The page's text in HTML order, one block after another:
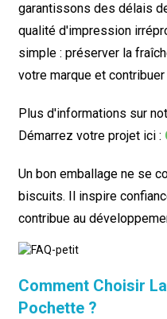
garantissons des délais
qualité d'impression
simple : préserver la
votre marque et
Plus d'informations sur
Démarrez votre projet ici :
Un bon emballage ne se
biscuits. Il inspire
contribue au
Comment Choisir
Pochette ?